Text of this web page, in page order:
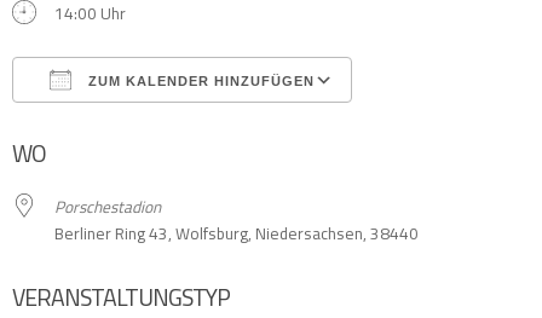
14:00 Uhr
ZUM KALENDER HINZUFÜGEN
WO
Porschestadion
Berliner Ring 43, Wolfsburg, Niedersachsen, 38440
VERANSTALTUNGSTYP